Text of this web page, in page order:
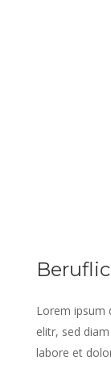
Lorem ipsum
elitr, sed
labore et